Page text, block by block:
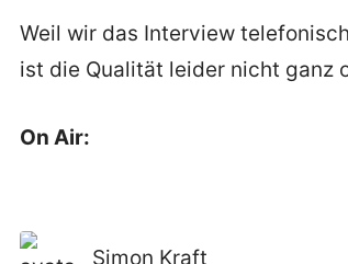
Weil wir das Interview
ist die Qualität leider nicht ganz
On Air:
Simon Kraft